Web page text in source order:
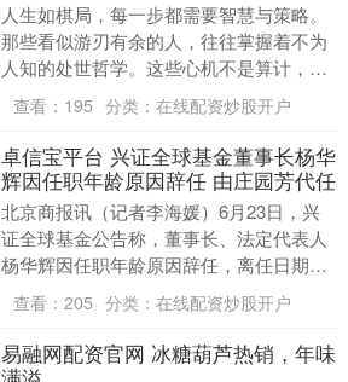
人生如棋局，每一步都需要智慧与策略。
那些看似游刃有余的人，往往掌握着不为
人知的处世哲学。这些心机不是算计，而
是让人生更顺遂的锦囊妙计。 微笑，没那
么难 一个真诚....
查看： 195 分类： 在线配资炒股开户
卓信宝平台 兴证全球基金董事长杨华
辉因任职年龄原因辞任 由庄园芳代任
北京商报讯（记者李海媛）6月23日，兴
证全球基金公告称，董事长、法定代表人
杨华辉因任职年龄原因辞任，离任日期为6
月22日。同日，公司副董事长、总经理、
财务负责人....
查看： 205 分类： 在线配资炒股开户
易融网配资官网 冰糖葫芦热销，年味